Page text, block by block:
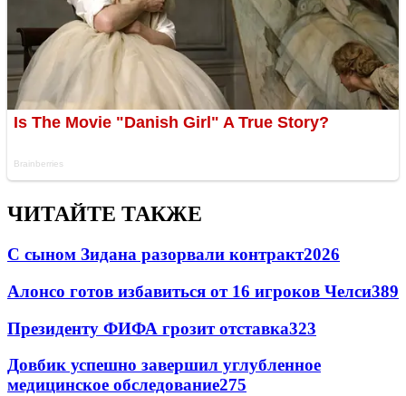
ЧИТАЙТЕ ТАКЖЕ
С сыном Зидана разорвали контракт2026
Алонсо готов избавиться от 16 игроков Челси389
Президенту ФИФА грозит отставка323
Довбик успешно завершил углубленное
медицинское обследование275